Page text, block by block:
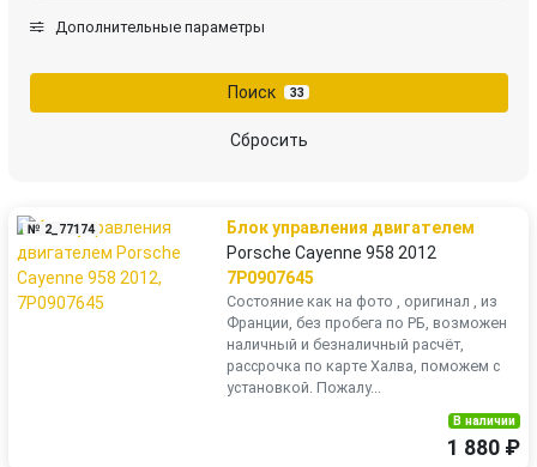
Дополнительные параметры
Поиск 33
Сбросить
№ 2_77174
Блок управления двигателем
Porsche Cayenne 958 2012
7P0907645
Состояние как на фото , оригинал , из
Франции, без пробега по РБ, возможен
наличный и безналичный расчёт,
рассрочка по карте Халва, поможем с
установкой. Пожалу...
В наличии
1 880 ₽